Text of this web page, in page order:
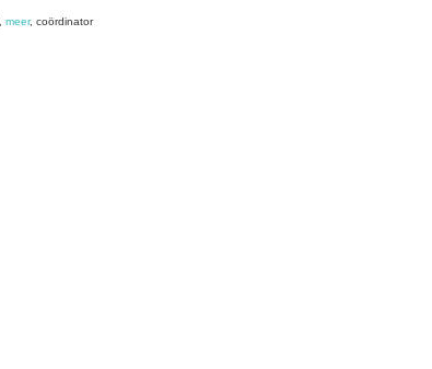
meer, coördinator